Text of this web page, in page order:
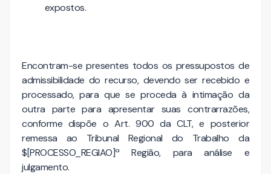
expostos.
Encontram-se presentes todos os pressupostos de
admissibilidade do recurso, devendo ser recebido e
processado, para que se proceda à intimação da
outra parte para apresentar suas contrarrazões,
conforme dispõe o Art. 900 da CLT, e posterior
remessa ao Tribunal Regional do Trabalho da
$[PROCESSO_REGIAO]ª Região, para análise e
julgamento.